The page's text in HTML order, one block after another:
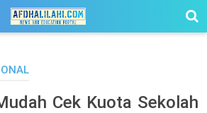
Cek Kuota Sekolah